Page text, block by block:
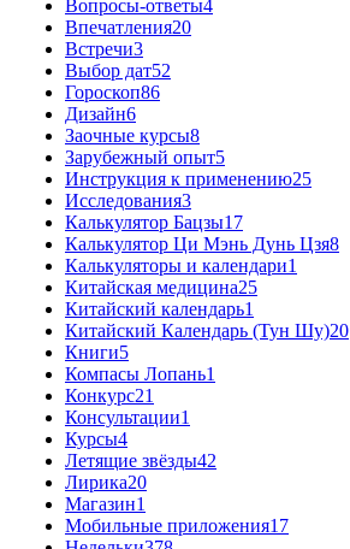
Вопросы-ответы4
Впечатления20
Встречи3
Выбор дат52
Гороскоп86
Дизайн6
Заочные курсы8
Зарубежный опыт5
Инструкция к применению25
Исследования3
Калькулятор Бацзы17
Калькулятор Ци Мэнь Дунь Цзя8
Калькуляторы и календари1
Китайская медицина25
Китайский календарь1
Китайский Календарь (Тун Шу)20
Книги5
Компасы Лопань1
Конкурс21
Консультации1
Курсы4
Летящие звёзды42
Лирика20
Магазин1
Мобильные приложения17